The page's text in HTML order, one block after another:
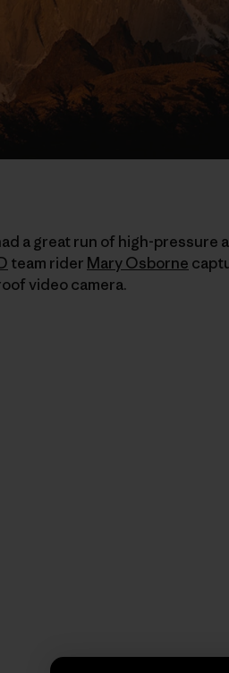
a great run of high-pressure
team rider Mary Osborne
video camera.